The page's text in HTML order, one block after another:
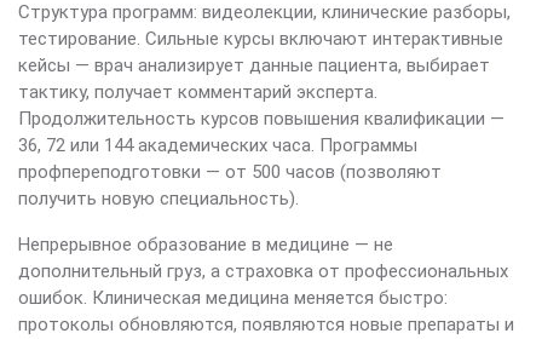
Структура программ: видеолекции, клинические разборы,
тестирование. Сильные курсы включают интерактивные
кейсы — врач анализирует данные пациента, выбирает
тактику, получает комментарий эксперта.
Продолжительность курсов повышения квалификации —
36, 72 или 144 академических часа. Программы
профпереподготовки — от 500 часов (позволяют
получить новую специальность).
Непрерывное образование в медицине — не
дополнительный груз, а страховка от профессиональных
ошибок. Клиническая медицина меняется быстро:
протоколы обновляются, появляются новые препараты и